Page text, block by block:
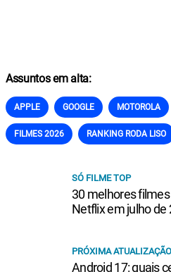
Assuntos em alta:
APPLE GOOGLE MOTOROLA
FILMES 2026 RANKING RODA LISO
SÓ FILME TOP
30 melhores
Netflix em julho de
PRÓXIMA ATUALIZAÇÃO
Android 17: quais